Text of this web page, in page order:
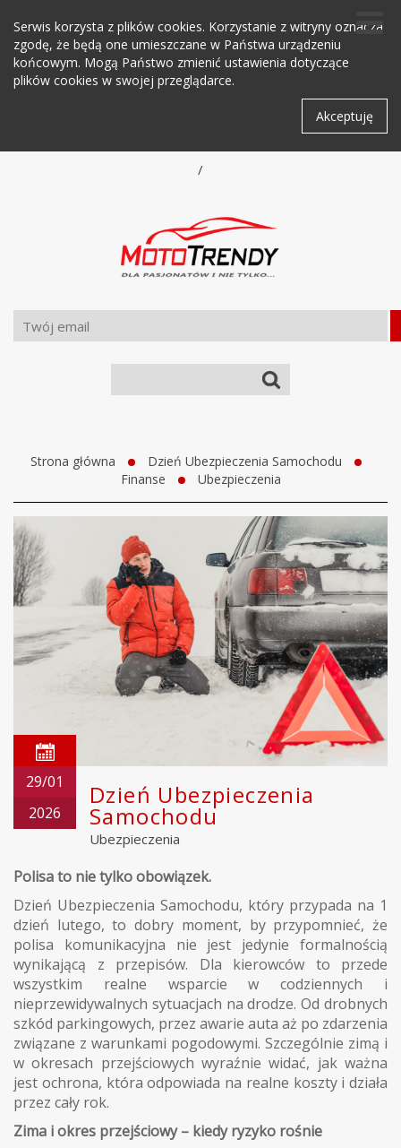
Serwis korzysta z plików cookies. Korzystanie z witryny oznacza
zgodę, że będą one umieszczane w Państwa urządzeniu
końcowym. Mogą Państwo zmienić ustawienia dotyczące
plików cookies w swojej przeglądarce.
Akceptuję
/
Strona główna
Dzień Ubezpieczenia Samochodu
Finanse
Ubezpieczenia
29/01
2026
Dzień Ubezpieczenia
Samochodu
Ubezpieczenia
Polisa to nie tylko obowiązek.
Dzień Ubezpieczenia Samochodu, który przypada na 1
dzień lutego, to dobry moment, by przypomnieć, że
polisa komunikacyjna nie jest jedynie formalnością
wynikającą z przepisów. Dla kierowców to przede
wszystkim realne wsparcie w codziennych i
nieprzewidywalnych sytuacjach na drodze. Od drobnych
szkód parkingowych, przez awarie auta aż po zdarzenia
związane z warunkami pogodowymi. Szczególnie zimą i
w okresach przejściowych wyraźnie widać, jak ważna
jest ochrona, która odpowiada na realne koszty i działa
przez cały rok.
Zima i okres przejściowy – kiedy ryzyko rośnie